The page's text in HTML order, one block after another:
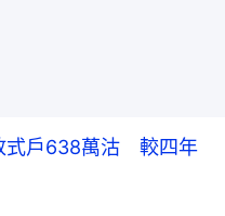
式戶638萬沽 較四年